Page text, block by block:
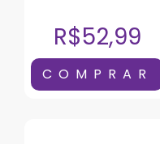
R$52,99